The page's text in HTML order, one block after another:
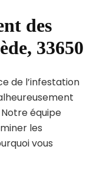
des
33650
de l’infestation
équipe
les
vous